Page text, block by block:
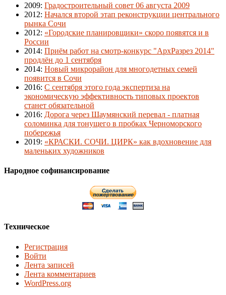
2009: Градостроительный совет 06 августа 2009
2012: Начался второй этап реконструкции центрального
рынка Сочи
2012: «Городские планировщики» скоро появятся и в
России
2014: Приём работ на смотр-конкурс "АрхРазрез 2014"
продлён до 1 сентября
2014: Новый микрорайон для многодетных семей
появится в Сочи
2016: С сентября этого года экспертиза на
экономическую эффективность типовых проектов
станет обязательной
2016: Дорога через Шаумянский перевал - платная
соломинка для тонущего в пробках Черноморского
побережья
2019: «КРАСКИ. СОЧИ. ЦИРК» как вдохновение для
маленьких художников
Народное софинансирование
Техническое
Регистрация
Войти
Лента записей
Лента комментариев
WordPress.org